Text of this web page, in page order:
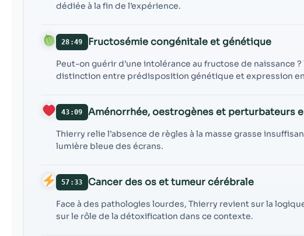
dédiée à la fin de l’expérience.
28:49 Fructosémie congénitale et génétique
Peut-on guérir d’une intolérance au fructose de naissance
distinction entre prédisposition génétique et expression
43:09 Aménorrhée, oestrogènes et perturbateurs
Thierry relie l’absence de règles à la masse grasse
lumière bleue des écrans.
57:33 Cancer des os et tumeur cérébrale
Face à des pathologies lourdes, Thierry revient sur la
sur le rôle de la détoxification dans ce contexte.